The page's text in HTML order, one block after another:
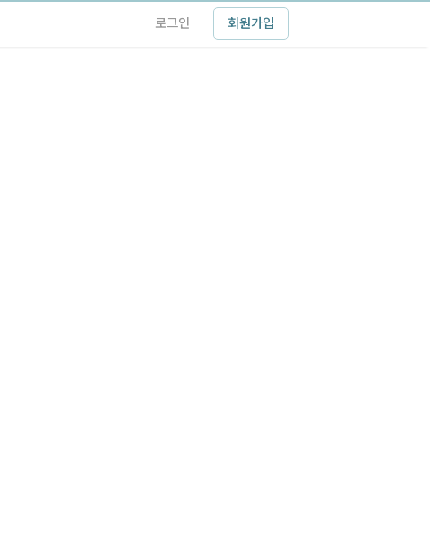
로그인 회원가입